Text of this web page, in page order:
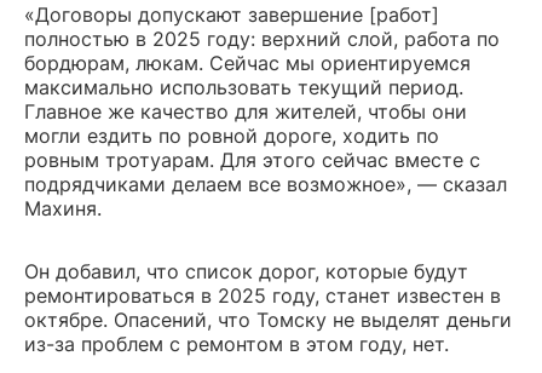
«Договоры допускают завершение [работ]
полностью в 2025 году: верхний слой, работа по
бордюрам, люкам. Сейчас мы ориентируемся
максимально использовать текущий период.
Главное же качество для жителей, чтобы они
могли ездить по ровной дороге, ходить по
ровным тротуарам. Для этого сейчас вместе с
подрядчиками делаем все возможное», — сказал
Махиня.
Он добавил, что список дорог, которые будут
ремонтироваться в 2025 году, станет известен в
октябре. Опасений, что Томску не выделят деньги
из-за проблем с ремонтом в этом году, нет.